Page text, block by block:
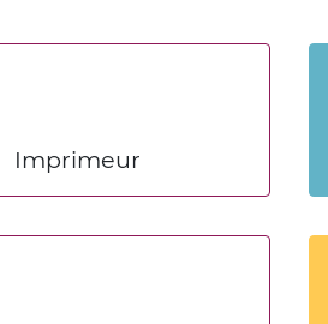
Imprimeur